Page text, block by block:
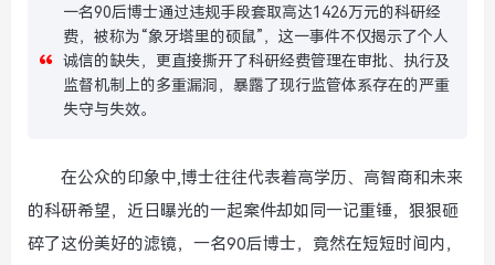
一名90后博士通过违规手段套取高达1426万元的科研经
费，被称为“象牙塔里的硕鼠”，这一事件不仅揭示了个人
诚信的缺失，更直接撕开了科研经费管理在审批、执行及
监督机制上的多重漏洞，暴露了现行监管体系存在的严重
失守与失效。
在公众的印象中,博士往往代表着高学历、高智商和未来
的科研希望，近日曝光的一起案件却如同一记重锤，狠狠砸
碎了这份美好的滤镜，一名90后博士，竟然在短短时间内，